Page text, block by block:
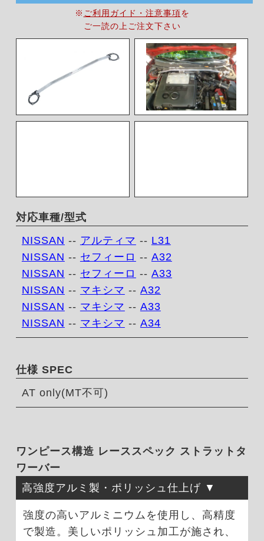
※ ご利用ガイド・注意事項を
ご一読の上ご注文下さい
対応車種/型式
NISSAN -- アルティマ -- L31
NISSAN -- セフィーロ -- A32
NISSAN -- セフィーロ -- A33
NISSAN -- マキシマ -- A32
NISSAN -- マキシマ -- A33
NISSAN -- マキシマ -- A34
仕様 SPEC
AT only(MT不可)
ワンピース構造 レーススペック ストラットタ
ワーバー
高強度アルミ製・ポリッシュ仕上げ
強度の高いアルミニウムを使用し、高精度
で製造。美しいポリッシュ加工が施され、